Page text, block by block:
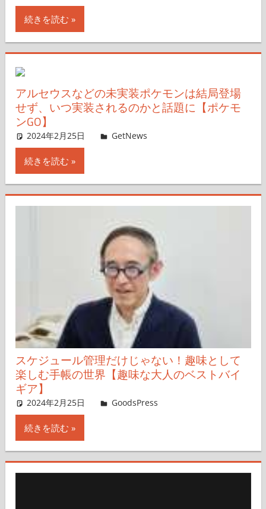
続きを読む
アルセウスなどの未実装ポケモンは結局登場
せず、いつ実装されるのかと話題に【ポケモ
ンGO】
2024年2月25日 GetNews
続きを読む
スケジュール管理だけじゃない！趣味として
楽しむ手帳の世界【趣味な大人のベストバイ
ギア】
2024年2月25日 ＆GP
GoodsPress
続きを読む